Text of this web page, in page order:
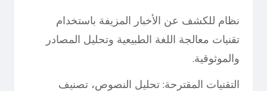
نظام للكشف عن الأخبار المزيفة باستخدام
تقنيات معالجة اللغة الطبيعية وتحليل المصادر
والموثوقية.
التقنيات المقترحة: تحليل النصوص، تصنيف